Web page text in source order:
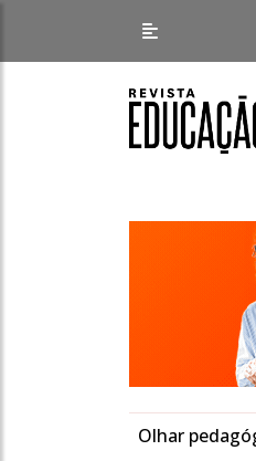
Olhar